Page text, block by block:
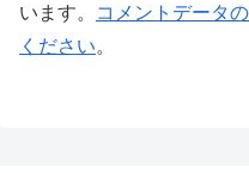
います。
コメントデータ
ください。